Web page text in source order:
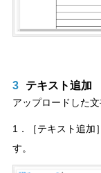
3 テキスト追加
アップロードした
1．［テキスト追加
す。